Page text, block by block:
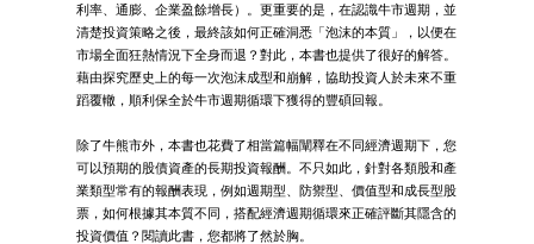
利率、通膨、企業盈餘增長）。更重要的是，在認識牛市週期，並
清楚投資策略之後，最終該如何正確洞悉「泡沫的本質」，以便在
市場全面狂熱情況下全身而退？對此，本書也提供了很好的解答。
藉由探究歷史上的每一次泡沫成型和崩解，協助投資人於未來不重
蹈覆轍，順利保全於牛市週期循環下獲得的豐碩回報。
除了牛熊市外，本書也花費了相當篇幅闡釋在不同經濟週期下，您
可以預期的股債資產的長期投資報酬。不只如此，針對各類股和產
業類型常有的報酬表現，例如週期型、防禦型、價值型和成長型股
票，如何根據其本質不同，搭配經濟週期循環來正確評斷其隱含的
投資價值？閱讀此書，您都將了然於胸。